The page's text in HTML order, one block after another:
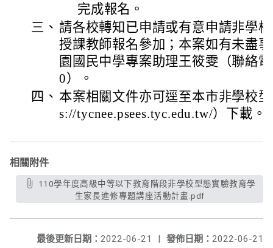
完成報名。
三、 請各校轉知已申請或有意申請非學
授課教師報名參加；本案如有未盡
園國民中學專案助理王筱雯（聯絡
0）。
四、 本案相關文件亦可逕至本市非學校
s://tycnee.psees.tyc.edu.tw/）下載。
相關附件
生家長進修專題講座活動計畫.pdf
發佈日期： 2022-06-21
最後更新日期： 2022-06-21 |